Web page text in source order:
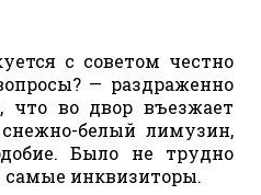
с советом честно
— раздраженно
что во двор въезжает
белый лимузин,
Было не трудно
самые инквизиторы.